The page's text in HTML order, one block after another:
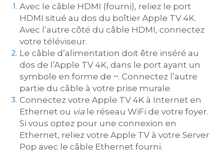
Avec le câble HDMI (fourni), reliez le port
HDMI situé au dos du boîtier Apple TV 4K.
Avec l’autre côté du câble HDMI, connectez
votre téléviseur.
Le câble d’alimentation doit être inséré au
dos de l’Apple TV 4K, dans le port ayant un
symbole en forme de ~. Connectez l’autre
partie du câble à votre prise murale.
Connectez votre Apple TV 4K à Internet en
Ethernet ou via le réseau WiFi de votre foyer.
Si vous optez pour une connexion en
Ethernet, reliez votre Apple TV à votre Server
Pop avec le câble Ethernet fourni.